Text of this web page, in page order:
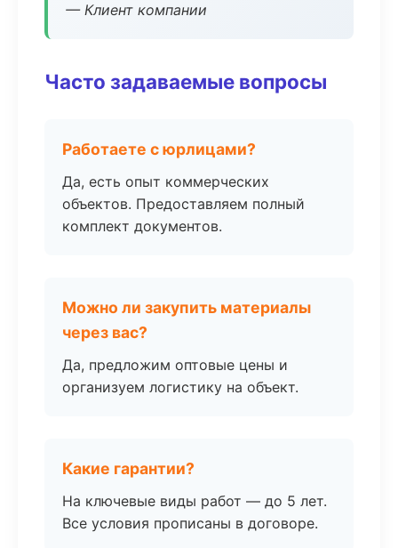
— Клиент компании
Часто задаваемые вопросы
Работаете с юрлицами?
Да, есть опыт коммерческих
объектов. Предоставляем полный
комплект документов.
Можно ли закупить материалы
через вас?
Да, предложим оптовые цены и
организуем логистику на объект.
Какие гарантии?
На ключевые виды работ — до 5 лет.
Все условия прописаны в договоре.